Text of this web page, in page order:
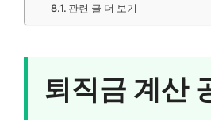
관련 글 더 보기
퇴직금 계산